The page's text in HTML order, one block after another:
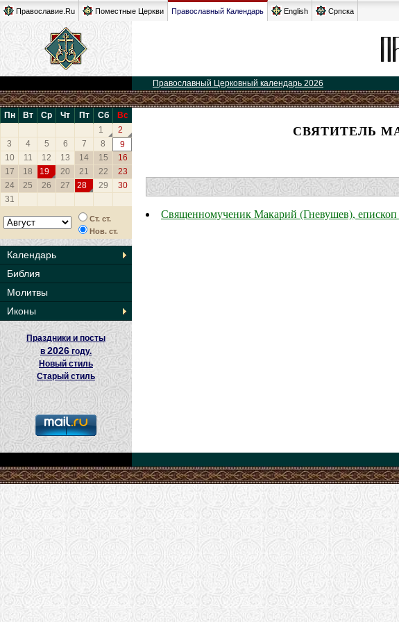
Православие.Ru Поместные Церкви Православный Календарь English Српска
Православный Церковный календарь 2026
Пн Вт Ср Чт Пт Сб
Вс
1
2
3
4 5 6 7 8
9
10
11 12 13 14 15
16
17
18 19 20 21 22
23
24
25 26 27 28 29
30
31
Ст. ст.
Нов. ст.
Календарь
Библия
Молитвы
Иконы
Праздники и посты
в2026 году.
Новый стиль
Старый стиль
СВЯТИТЕЛЬ
Священномученик Макарий (Гневушев),